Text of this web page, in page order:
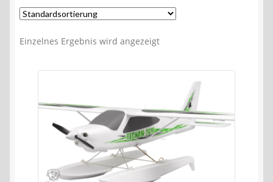
Einzelnes Ergebnis wird angezeigt